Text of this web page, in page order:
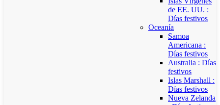
de EE. UU. :
Días festivos
Oceanía
Samoa
Americana :
Días festivos
Australia : Días
festivos
Islas Marshall :
Días festivos
Nueva Zelanda